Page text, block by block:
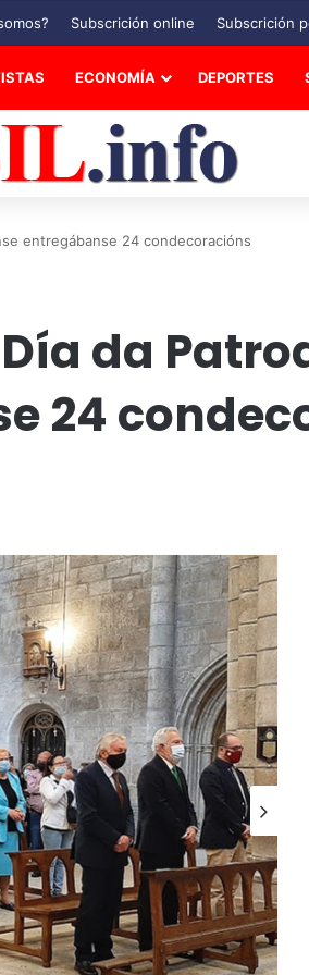
Subscrición online Subscrición
ECONOMÍA DEPORTES
entregábanse 24 condecoracións
da
24